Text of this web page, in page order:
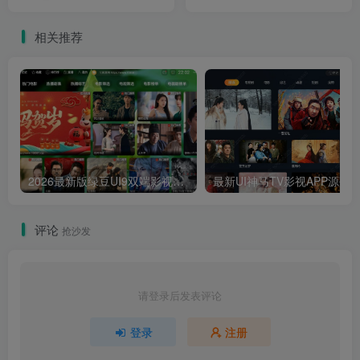
相关推荐
2026最新版绿豆UI9双端影视APP源码
评论 抢沙发
请登录后发表评论
登录 注册